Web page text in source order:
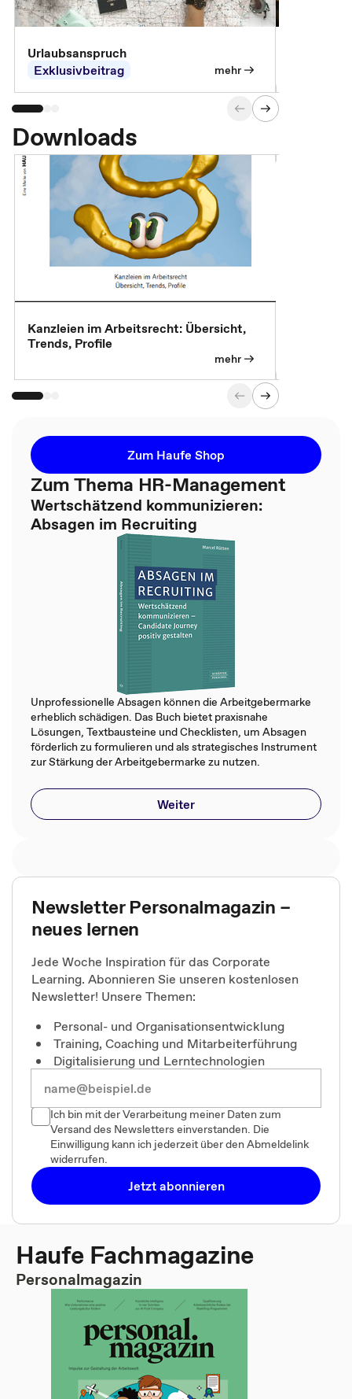
Urlaubsanspruch
Exklusivbeitrag
mehr
Downloads
Kanzleien im Arbeitsrecht: Übersicht,
Trends, Profile
mehr
Zum Haufe Shop
Zum Thema HR-Management
Wertschätzend kommunizieren:
Absagen im Recruiting
Unprofessionelle Absagen können die Arbeitgebermarke
erheblich schädigen. Das Buch bietet praxisnahe
Lösungen, Textbausteine und Checklisten, um Absagen
förderlich zu formulieren und als strategisches Instrument
zur Stärkung der Arbeitgebermarke zu nutzen.
Weiter
Newsletter Personalmagazin –
neues lernen
Jede Woche Inspiration für das Corporate
Learning. Abonnieren Sie unseren kostenlosen
Newsletter! Unsere Themen:
Personal- und Organisationsentwicklung
Training, Coaching und Mitarbeiterführung
Digitalisierung und Lerntechnologien
Ich bin mit der Verarbeitung meiner Daten zum
Versand des Newsletters einverstanden. Die
Einwilligung kann ich jederzeit über den Abmeldelink
widerrufen.
Jetzt abonnieren
Haufe Fachmagazine
Personalmagazin